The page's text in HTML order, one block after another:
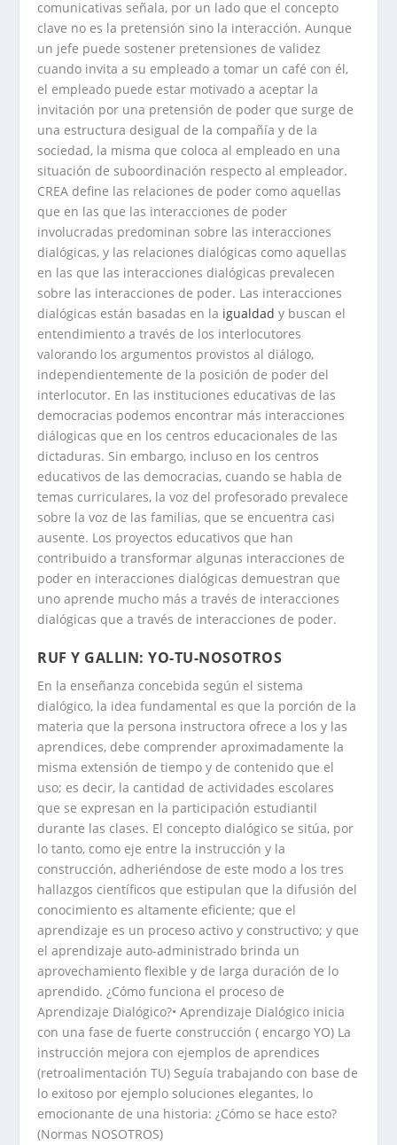
comunicativas señala, por un lado que el concepto
clave no es la pretensión sino la interacción. Aunque
un jefe puede sostener pretensiones de validez
cuando invita a su empleado a tomar un café con él,
el empleado puede estar motivado a aceptar la
invitación por una pretensión de poder que surge de
una estructura desigual de la compañía y de la
sociedad, la misma que coloca al empleado en una
situación de suboordinación respecto al empleador.
CREA define las relaciones de poder como aquellas
que en las que las interacciones de poder
involucradas predominan sobre las interacciones
dialógicas, y las relaciones dialógicas como aquellas
en las que las interacciones dialógicas prevalecen
sobre las interacciones de poder. Las interacciones
dialógicas están basadas en la igualdad y buscan el
entendimiento a través de los interlocutores
valorando los argumentos provistos al diálogo,
independientemente de la posición de poder del
interlocutor. En las instituciones educativas de las
democracias podemos encontrar más interacciones
diálogicas que en los centros educacionales de las
dictaduras. Sin embargo, incluso en los centros
educativos de las democracias, cuando se habla de
temas curriculares, la voz del profesorado prevalece
sobre la voz de las familias, que se encuentra casi
ausente. Los proyectos educativos que han
contribuido a transformar algunas interacciones de
poder en interacciones dialógicas demuestran que
uno aprende mucho más a través de interacciones
dialógicas que a través de interacciones de poder.
RUF Y GALLIN: YO-TU-NOSOTROS
En la enseñanza concebida según el sistema
dialógico, la idea fundamental es que la porción de la
materia que la persona instructora ofrece a los y las
aprendices, debe comprender aproximadamente la
misma extensión de tiempo y de contenido que el
uso; es decir, la cantidad de actividades escolares
que se expresan en la participación estudiantil
durante las clases. El concepto dialógico se sitúa, por
lo tanto, como eje entre la instrucción y la
construcción, adheriéndose de este modo a los tres
hallazgos científicos que estipulan que la difusión del
conocimiento es altamente eficiente; que el
aprendizaje es un proceso activo y constructivo; y que
el aprendizaje auto-administrado brinda un
aprovechamiento flexible y de larga duración de lo
aprendido. ¿Cómo funciona el proceso de
Aprendizaje Dialógico?• Aprendizaje Dialógico inicia
con una fase de fuerte construcción ( encargo YO) La
instrucción mejora con ejemplos de aprendices
(retroalimentación TU) Seguía trabajando con base de
lo exitoso por ejemplo soluciones elegantes, lo
emocionante de una historia: ¿Cómo se hace esto?
(Normas NOSOTROS)